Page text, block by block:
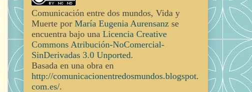
Comunicación entre dos mundos, Vida y
Muerte por María Eugenia Aurensanz se
encuentra bajo una Licencia Creative
Commons Atribución-NoComercial-
SinDerivadas 3.0 Unported.
Basada en una obra en
http://comunicacionentredosmundos.blogspot.
com.es/.